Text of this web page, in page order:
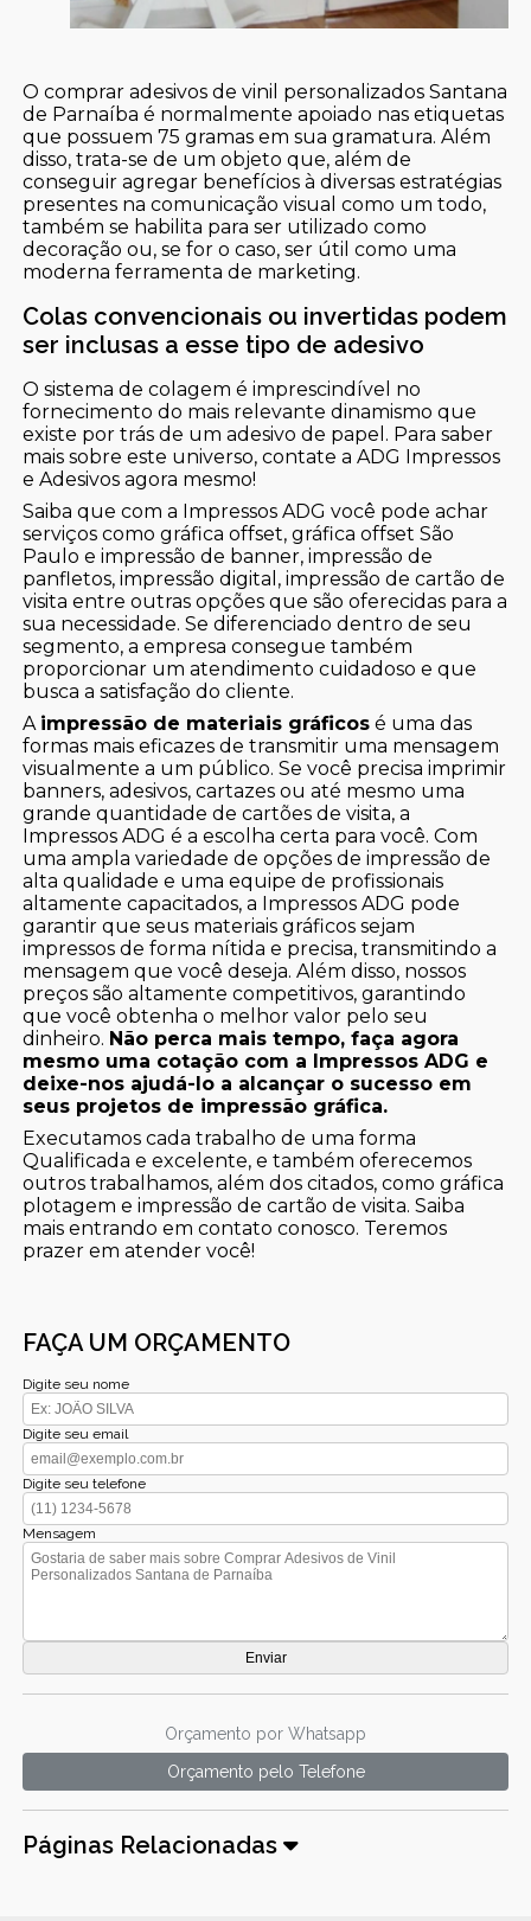
O comprar adesivos de vinil personalizados Santana
de Parnaíba é normalmente apoiado nas etiquetas
que possuem 75 gramas em sua gramatura. Além
disso, trata-se de um objeto que, além de
conseguir agregar benefícios à diversas estratégias
presentes na comunicação visual como um todo,
também se habilita para ser utilizado como
decoração ou, se for o caso, ser útil como uma
moderna ferramenta de marketing.
Colas convencionais ou invertidas podem
ser inclusas a esse tipo de adesivo
O sistema de colagem é imprescindível no
fornecimento do mais relevante dinamismo que
existe por trás de um adesivo de papel. Para saber
mais sobre este universo, contate a ADG Impressos
e Adesivos agora mesmo!
Saiba que com a Impressos ADG você pode achar
serviços como gráfica offset, gráfica offset São
Paulo e impressão de banner, impressão de
panfletos, impressão digital, impressão de cartão de
visita entre outras opções que são oferecidas para a
sua necessidade. Se diferenciado dentro de seu
segmento, a empresa consegue também
proporcionar um atendimento cuidadoso e que
busca a satisfação do cliente.
A impressão de materiais gráficos é uma das
formas mais eficazes de transmitir uma mensagem
visualmente a um público. Se você precisa imprimir
banners, adesivos, cartazes ou até mesmo uma
grande quantidade de cartões de visita, a
Impressos ADG é a escolha certa para você. Com
uma ampla variedade de opções de impressão de
alta qualidade e uma equipe de profissionais
altamente capacitados, a Impressos ADG pode
garantir que seus materiais gráficos sejam
impressos de forma nítida e precisa, transmitindo a
mensagem que você deseja. Além disso, nossos
preços são altamente competitivos, garantindo
que você obtenha o melhor valor pelo seu
dinheiro. Não perca mais tempo, faça agora
mesmo uma cotação com a Impressos ADG e
deixe-nos ajudá-lo a alcançar o sucesso em
seus projetos de impressão gráfica.
Executamos cada trabalho de uma forma
Qualificada e excelente, e também oferecemos
outros trabalhamos, além dos citados, como gráfica
plotagem e impressão de cartão de visita. Saiba
mais entrando em contato conosco. Teremos
prazer em atender você!
FAÇA UM ORÇAMENTO
Digite seu nome
Digite seu email
Digite seu telefone
Mensagem
Orçamento por Whatsapp
Orçamento pelo Telefone
Páginas Relacionadas